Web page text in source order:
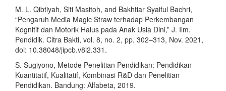
M. L. Qibtiyah, Siti Masitoh, and Bakhtiar Syaiful Bachri,
“Pengaruh Media Magic Straw terhadap Perkembangan
Kognitif dan Motorik Halus pada Anak Usia Dini,” J. Ilm.
Pendidik. Citra Bakti, vol. 8, no. 2, pp. 302–313, Nov. 2021,
doi: 10.38048/jipcb.v8i2.331.
S. Sugiyono, Metode Penelitian Pendidikan: Pendidikan
Kuantitatif, Kualitatif, Kombinasi R&D dan Penelitian
Pendidikan. Bandung: Alfabeta, 2019.